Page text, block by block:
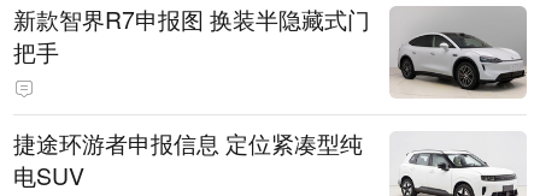
新款智界R7申报图 换装半隐藏式门
把手
捷途环游者申报信息 定位紧凑型纯
电SUV